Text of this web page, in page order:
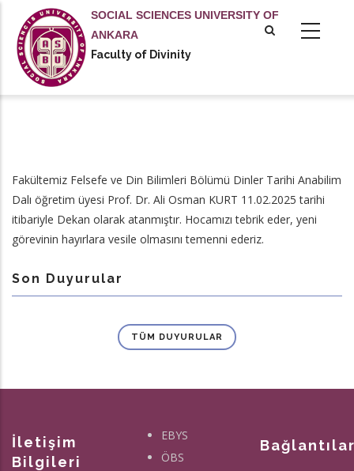
main
content
SOCIAL SCIENCES UNIVERSITY OF
ANKARA
Faculty of Divinity
Fakültemiz Felsefe ve Din Bilimleri Bölümü Dinler Tarihi Anabilim
Dalı öğretim üyesi Prof. Dr. Ali Osman KURT 11.02.2025 tarihi
itibariyle Dekan olarak atanmıştır. Hocamızı tebrik eder, yeni
görevinin hayırlara vesile olmasını temenni ederiz.
Son Duyurular
TÜM DUYURULAR
İletişim
Bilgileri
EBYS
ÖBS